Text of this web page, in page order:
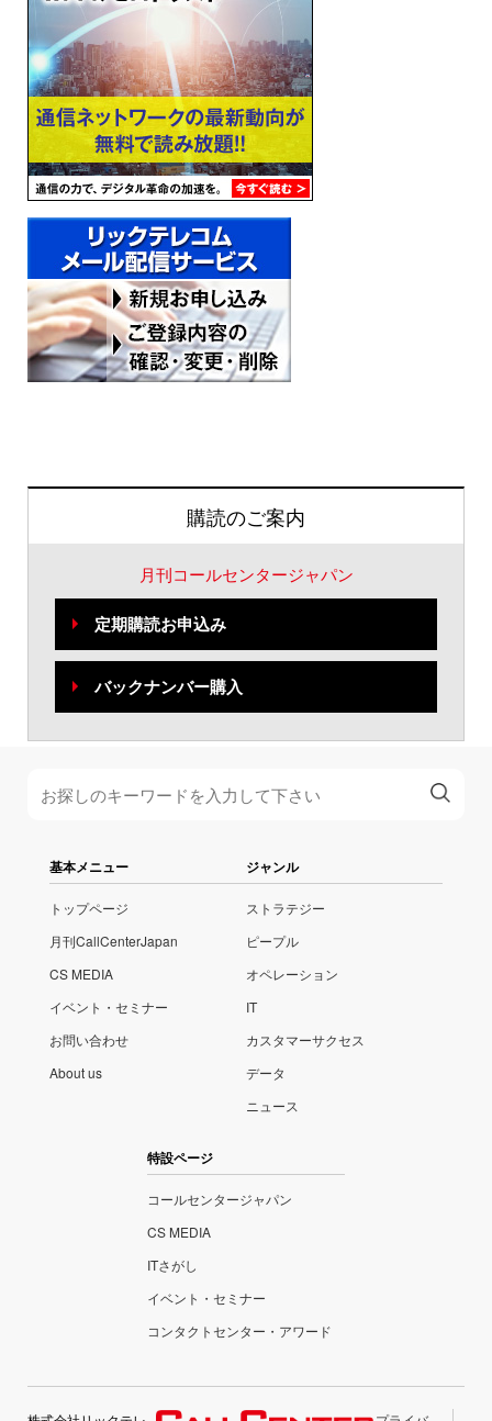
購読のご案内
月刊コールセンタージャパン
定期購読お申込み
バックナンバー購入
基本メニュー
トップページ
月刊CallCenterJapan
CS MEDIA
イベント・セミナー
お問い合わせ
About us
ジャンル
ストラテジー
ピープル
オペレーション
IT
カスタマーサクセス
データ
ニュース
特設ページ
コールセンタージャパン
CS MEDIA
ITさがし
イベント・セミナー
コンタクトセンター・アワード